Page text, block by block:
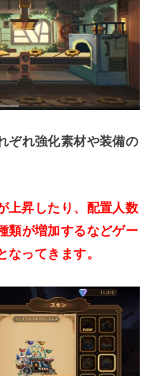
ぞれ強化素材や装備の
上昇したり、配置人数
類が増加するなどゲー
ってきます。